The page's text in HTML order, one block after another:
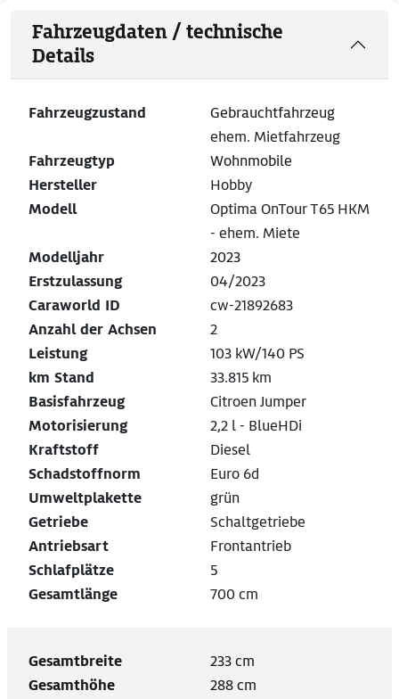
Fahrzeugdaten / technische
Details
Fahrzeugzustand
Gebrauchtfahrzeug
ehem. Mietfahrzeug
Fahrzeugtyp
Wohnmobile
Hersteller
Hobby
Modell
Optima OnTour T65 HKM
- ehem. Miete
Modelljahr
2023
Erstzulassung
04/2023
Caraworld ID
cw-21892683
Anzahl der Achsen
2
Leistung
103 kW/140 PS
km Stand
33.815 km
Basisfahrzeug
Citroen Jumper
Motorisierung
2,2 l - BlueHDi
Kraftstoff
Diesel
Schadstoffnorm
Euro 6d
Umweltplakette
grün
Getriebe
Schaltgetriebe
Antriebsart
Frontantrieb
Schlafplätze
5
Gesamtlänge
700 cm
Gesamtbreite
233 cm
Gesamthöhe
288 cm